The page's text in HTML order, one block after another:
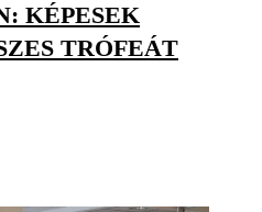
KÉPESEK
TRÓFEÁT